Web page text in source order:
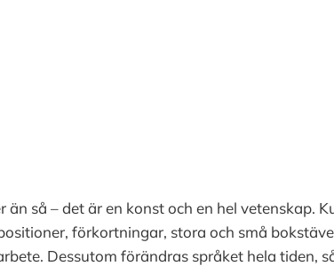
så – det är en konst och en hel vetenskap.
förkortningar, stora och små
Dessutom förändras språket hela tiden,